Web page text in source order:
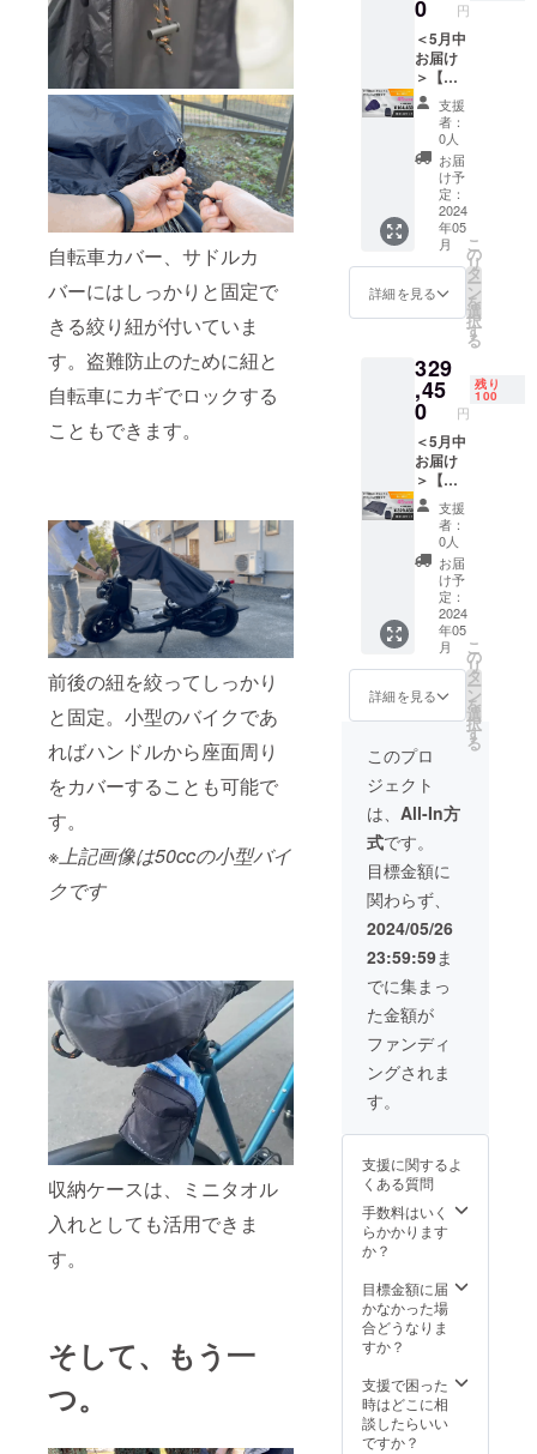
自転車カバー、サドルカ
バーにはしっかりと固定で
きる絞り紐が付いていま
す。盗難防止のために紐と
自転車にカギでロックする
こともできます。
前後の紐を絞ってしっかり
と固定。小型のバイクであ
ればハンドルから座面周り
をカバーすることも可能で
す。
※上記画像は50ccの小型バイ
クです
収納ケースは、ミニタオル
入れとしても活用できま
す。
そして、もう一
つ。
ます。
※仕様・
デザイ
ンに若
干の修
正が入
る場合
がござ
いま
す。
ケー
ス） 一
般販売
予定価
格
29,950
円(税込)
→
19,468
円(税
込・送
料込) ※
生産状
況によ
り商品
のお届
けが遅
能性が
ござい
ます。
※仕様・
デザイ
ンに若
干の修
正が入
る場合
がござ
いま
す。
0 円
＜5月中
お届け
＞【サ
ドルカ
バーオ
リジナ
ルブラ
ンド
ネーム
セッ
ト】
45％OF
F
XPAND
PACK
XPAND
100個
（サド
ルカ
バー＋
収納
ケー
ス） 一
般販売
予定価
299,000
円(税込)
164,450
円(税
込・送
料込)
【100個
セット
限定
オリジ
ナルプ
リント
可能】
ロゴ部
分にオ
リジナ
ルロゴ
や文字
をプリ
ントで
きま
す。企
業様
OK・販
売用
OK！ 詳
しくは
「お問
せ」よ
りご連
絡くだ
さい。
弊社か
の後の
ご案内
を差し
上げま
※100個
以上ご
希望の
方は問
支援
者：
0人
お届
け予
定：
2024
年05
月
詳細を見る
こ
の
リ
タ
ー
ン
を
選
択
す
る
329
,45
0 円
残り
100
＜5月中
お届け
＞【自
転車カ
バーオ
リジナ
ルブラ
ンド
ネーム
セッ
ト】
45％OF
F
XPAND
PACK
XPAND
PACK
100個
（自転
車カ
バー＋
収納
ケー
ス） 一
般販売
予定価
格
599,000
円(税込)
→
329,450
円(税
込・送
料込)
限定
ナルプ
リント
可能】
ロゴ部
分にオ
ルロゴ
や文字
をプリ
ントで
す。企
業様
OK・販
売用
支援
者：
0人
お届
け予
定：
2024
年05
月
詳細を見る
こ
の
リ
タ
ー
ン
を
選
択
す
る
このプロ
ジェクト
は、 All-In方
式です。
目標金額に
関わらず、
2024/05/26
23:59:59ま
でに集まっ
た金額が
ファンディ
ングされま
す。
支援に関するよ
くある質問
手数料はいく
らかかります
か？
目標金額に届
かなかった場
合どうなりま
すか？
支援で困った
時はどこに相
談したらいい
ですか？